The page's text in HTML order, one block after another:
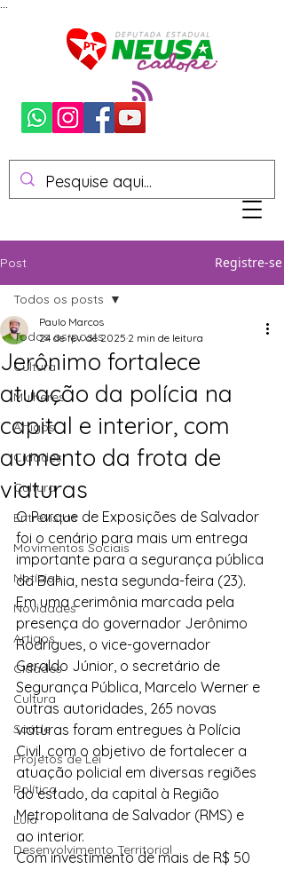
Post Registre-se
Todos os posts
Cultura
Mulheres
Artigos
Cidades
Cultura
Entrevistas
Movimentos Sociais
Notícias
Novidades
Artigos
Cidades
Cultura
Saúde
Projetos de Lei
Política
Lula
Desenvolvimento Territorial
Todos os posts
Jerônimo fortalece
atuação da polícia na
capital e interior, com
aumento da frota de
viaturas
Paulo Marcos
24 de fev. de 2025 2 min de leitura
O Parque de Exposições de Salvador
foi o cenário para mais um entrega
importante para a segurança pública
da Bahia, nesta segunda-feira (23).
Em uma cerimônia marcada pela
presença do governador Jerônimo
Rodrigues, o vice-governador
Geraldo Júnior, o secretário de
Segurança Pública, Marcelo Werner e
outras autoridades, 265 novas
viaturas foram entregues à Polícia
Civil, com o objetivo de fortalecer a
atuação policial em diversas regiões
do estado, da capital à Região
Metropolitana de Salvador (RMS) e
ao interior.
Com investimento de mais de R$ 50